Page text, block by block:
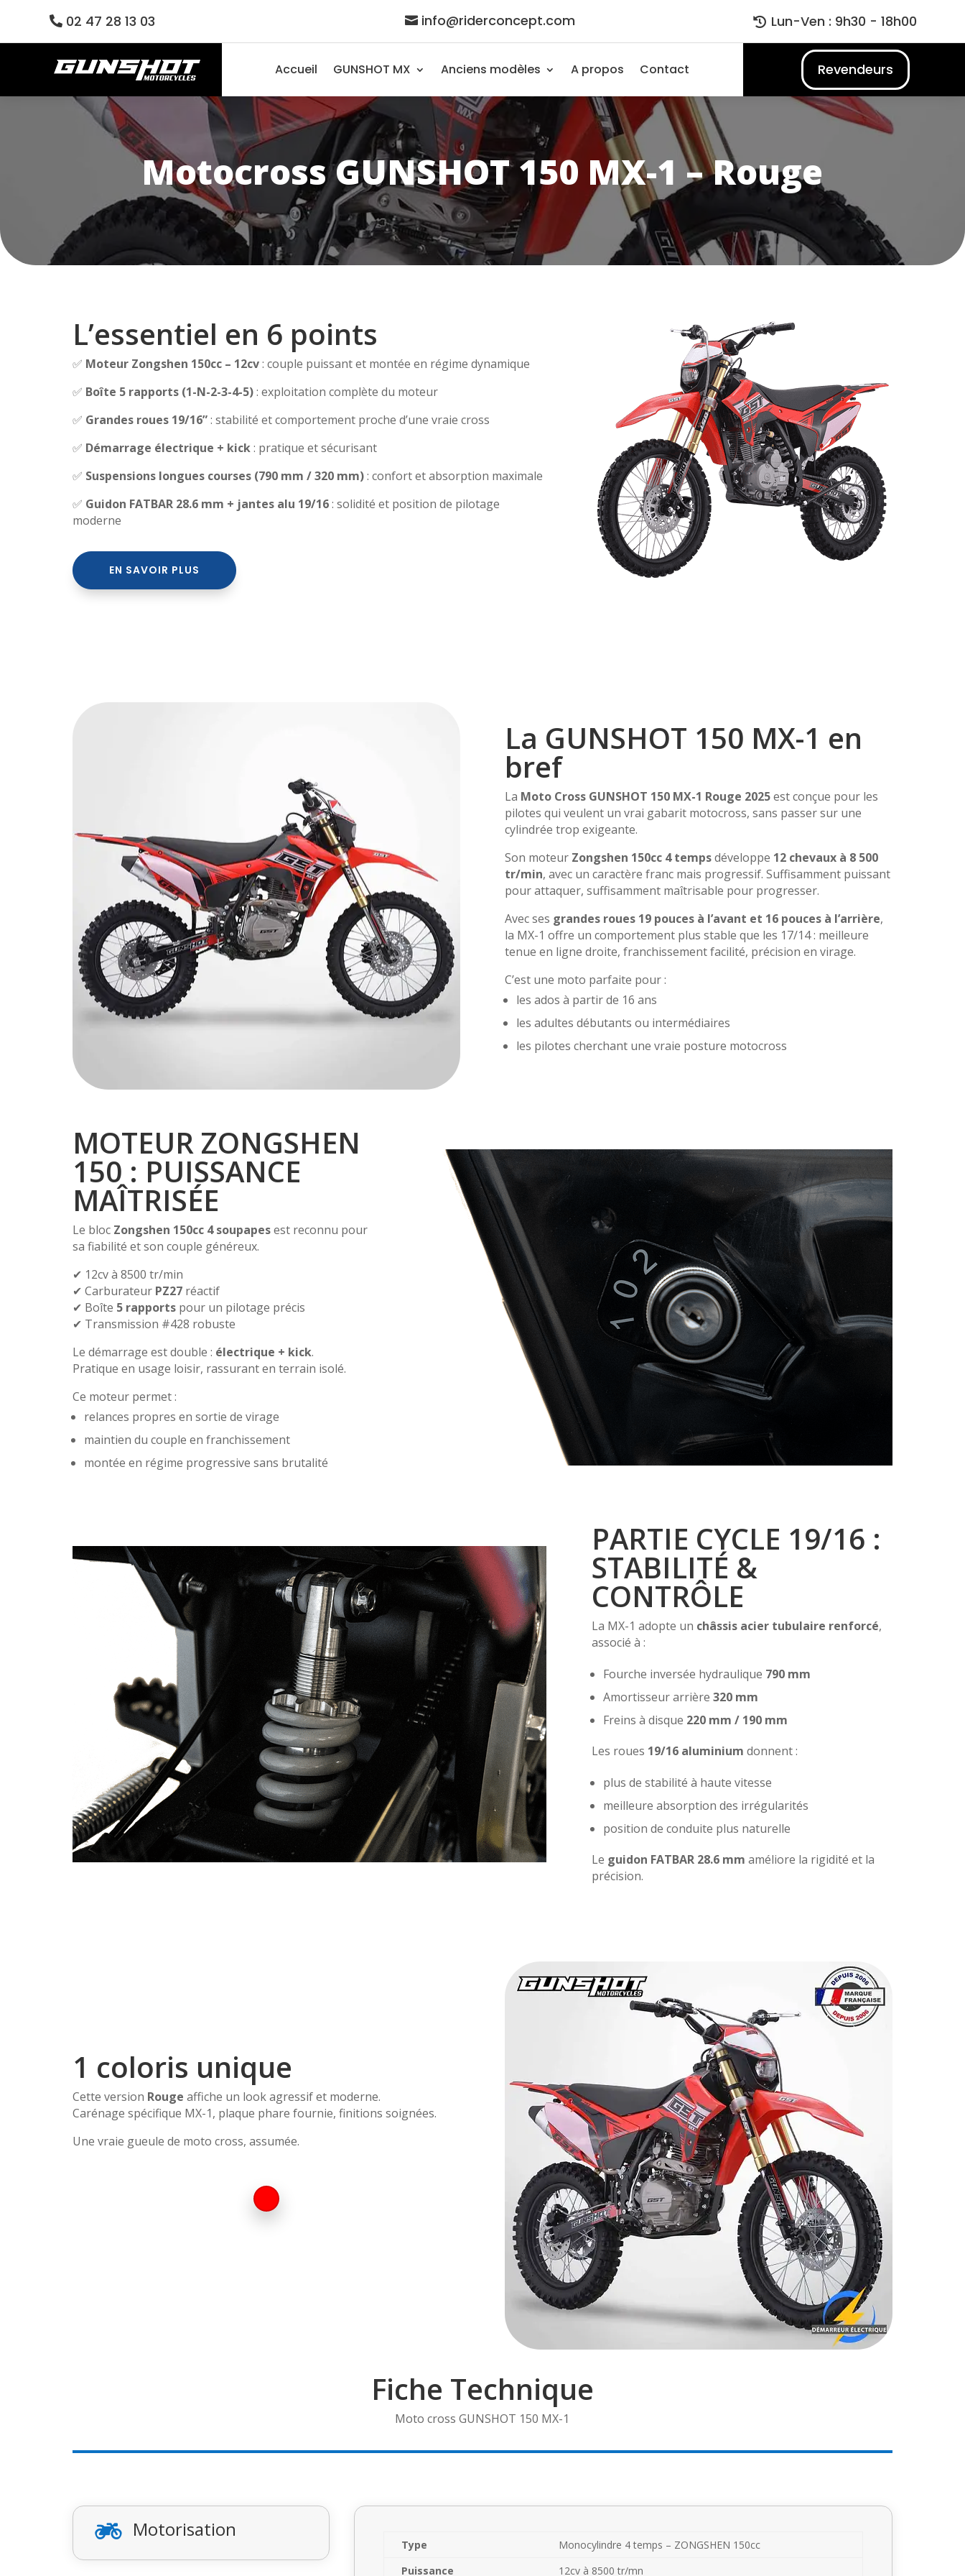
02 47 28 13 03 info@riderconcept.com  Lun-Ven : 9h30 - 18h00
Accueil GUNSHOT MX Anciens modèles A propos Contact Revendeurs
Motocross GUNSHOT 150 MX-1 – Rouge
L’essentiel en 6 points
✅ Moteur Zongshen 150cc – 12cv: couple puissant et montée en régime dynamique
✅ Boîte 5 rapports (1-N-2-3-4-5): exploitation complète du moteur
✅ Grandes roues 19/16”: stabilité et comportement proche d’une vraie cross
✅ Démarrage électrique + kick: pratique et sécurisant
✅ Suspensions longues courses (790 mm / 320 mm): confort et absorption maximale
✅ Guidon FATBAR 28.6 mm + jantes alu 19/16: solidité et position de pilotage
moderne
EN SAVOIR PLUS
La GUNSHOT 150 MX-1 en
bref
La Moto Cross GUNSHOT 150 MX-1 Rouge 2025est conçue pour les
pilotes qui veulent un vrai gabarit motocross, sans passer sur une
cylindrée trop exigeante.
Son moteur Zongshen 150cc 4 tempsdéveloppe 12 chevaux à 8 500
tr/min, avec un caractère franc mais progressif. Suffisamment puissant
pour attaquer, suffisamment maîtrisable pour progresser.
Avec ses grandes roues 19 pouces à l’avant et 16 pouces à l’arrière,
la MX-1 offre un comportement plus stable que les 17/14 : meilleure
tenue en ligne droite, franchissement facilité, précision en virage.
C’est une moto parfaite pour :
les ados à partir de 16 ans
les adultes débutants ou intermédiaires
les pilotes cherchant une vraie posture motocross
MOTEUR ZONGSHEN
150 : PUISSANCE
MAÎTRISÉE
Le bloc Zongshen 150cc 4 soupapesest reconnu pour
sa fiabilité et son couple généreux.
✔ 12cv à 8500 tr/min
✔ Carburateur PZ27réactif
✔ Boîte 5 rapportspour un pilotage précis
✔ Transmission #428 robuste
Le démarrage est double : électrique + kick.
Pratique en usage loisir, rassurant en terrain isolé.
Ce moteur permet :
relances propres en sortie de virage
maintien du couple en franchissement
montée en régime progressive sans brutalité
PARTIE CYCLE 19/16 :
STABILITÉ &
CONTRÔLE
La MX-1 adopte un châssis acier tubulaire renforcé,
associé à :
Fourche inversée hydraulique 790 mm
Amortisseur arrière 320 mm
Freins à disque 220 mm / 190 mm
Les roues 19/16 aluminium donnent :
plus de stabilité à haute vitesse
meilleure absorption des irrégularités
position de conduite plus naturelle
Le guidon FATBAR 28.6 mm améliore la rigidité et la
précision.
1 coloris unique
Cette version Rouge affiche un look agressif et moderne.
Carénage spécifique MX-1, plaque phare fournie, finitions soignées.
Une vraie gueule de moto cross, assumée.
Fiche Technique
Moto cross GUNSHOT 150 MX-1
 Motorisation
Type
Monocylindre 4 temps – ZONGSHEN 150cc
Puissance
12cv à 8500 tr/mn